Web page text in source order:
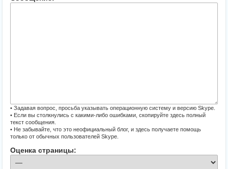
• Задавая вопрос, просьба указывать операционную систему и версию Skype.
• Если вы столкнулись с какими-либо ошибками, скопируйте здесь полный
текст сообщения.
• Не забывайте, что это неофициальный блог, и здесь получаете помощь
только от обычных пользователей Skype.
Оценка страницы: